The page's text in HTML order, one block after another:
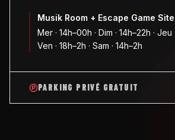
Musik Room + Escape Game
Mer · 14h–00h · Dim · 14h–22h · Jeu
Ven · 18h–2h · Sam · 14h–2h
PARKING PRIVÉ GRATUIT